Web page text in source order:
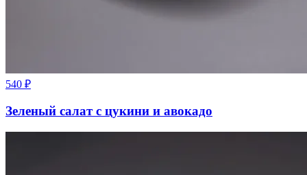
540 ₽
Зеленый салат с цукини и авокадо